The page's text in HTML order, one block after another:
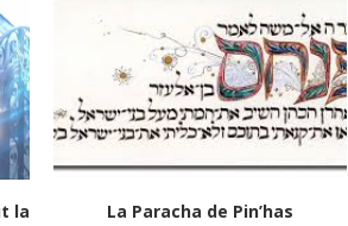
la
La Paracha de Pin’has